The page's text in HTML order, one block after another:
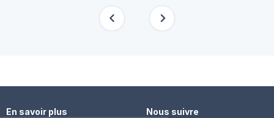
En savoir plus Nous suivre